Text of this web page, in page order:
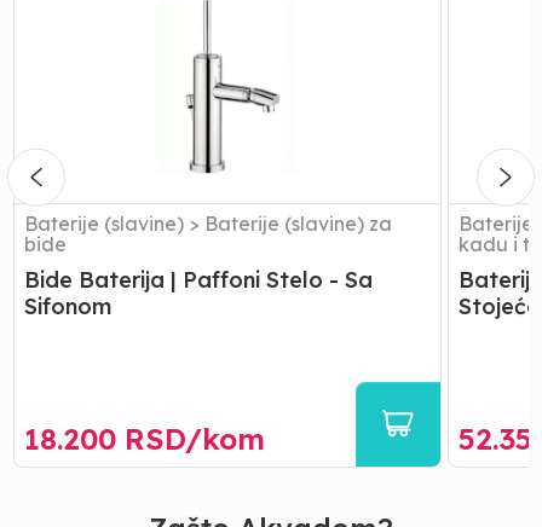
Sifonom
Baterije (slavine) > Baterije (slavine) za
bide
Bide Baterija | Paffoni Stelo - Sa
Sifonom
18.200 RSD/kom
Stojeća
Rupe
Baterije
kadu i